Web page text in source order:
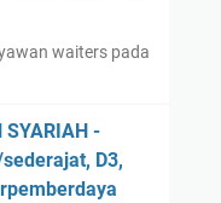
waiters pada
SYARIAH -
D3,